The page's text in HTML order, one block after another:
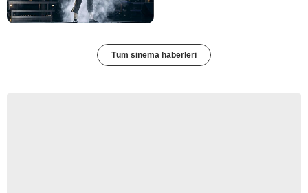
Tüm sinema haberleri